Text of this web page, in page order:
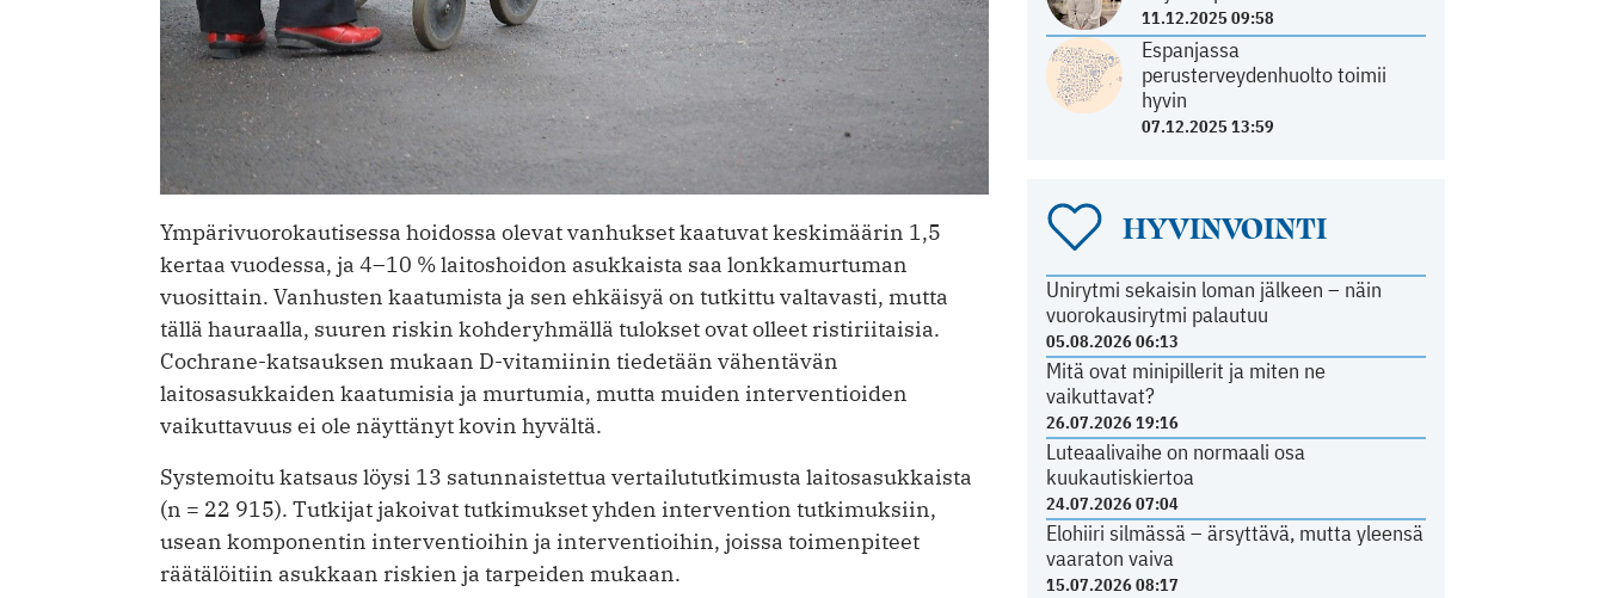
11.12.2025 09:58
Espanjassa
perusterveydenhuolto toimii
hyvin
07.12.2025 13:59
HYVINVOINTI
Unirytmi sekaisin loman jälkeen – näin
vuorokausirytmi palautuu
05.08.2026 06:13
Mitä ovat minipillerit ja miten ne
vaikuttavat?
26.07.2026 19:16
Luteaalivaihe on normaali osa
kuukautiskiertoa
24.07.2026 07:04
Elohiiri silmässä – ärsyttävä, mutta yleensä
vaaraton vaiva
15.07.2026 08:17
Ympärivuorokautisessa hoidossa olevat vanhukset kaatuvat keskimäärin 1,5
kertaa vuodessa, ja 4–10 % laitoshoidon asukkaista saa lonkkamurtuman
vuosittain. Vanhusten kaatumista ja sen ehkäisyä on tutkittu valtavasti, mutta
tällä hauraalla, suuren riskin kohderyhmällä tulokset ovat olleet ristiriitaisia.
Cochrane-katsauksen mukaan D-vitamiinin tiedetään vähentävän
laitosasukkaiden kaatumisia ja murtumia, mutta muiden interventioiden
vaikuttavuus ei ole näyttänyt kovin hyvältä.
Systemoitu katsaus löysi 13 satunnaistettua vertailututkimusta laitosasukkaista
(n = 22 915). Tutkijat jakoivat tutkimukset yhden intervention tutkimuksiin,
usean komponentin interventioihin ja interventioihin, joissa toimenpiteet
räätälöitiin ­asukkaan riskien ja tarpeiden mukaan.